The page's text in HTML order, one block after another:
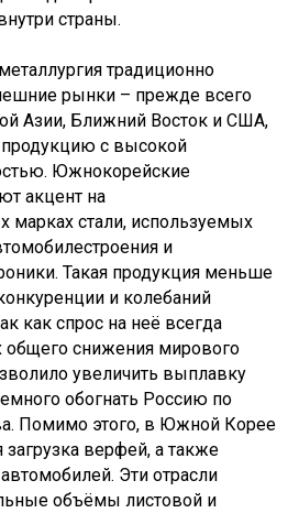
страны.
традиционно
рынки – прежде всего
Азии, Ближний Восток и США,
продукцию с высокой
Южнокорейские
акцент на
марках стали, используемых
и
Такая продукция меньше
и колебаний
как спрос на неё всегда
общего снижения мирового
увеличить выплавку
обогнать Россию по
Помимо этого, в Южной Корее
загрузка верфей, а также
Эти отрасли
объёмы листовой и